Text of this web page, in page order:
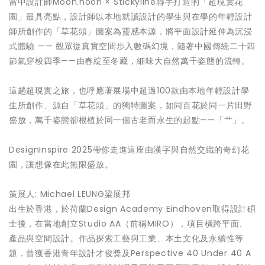
園」最具亮點，設計師以本地就讀設計的學生與在學的年輕設計
師所創作的「草花頭」圖案為靈感本源，將平面設計延伸為沉浸
式體驗 —— 觀眾從真實空間步入數碼幻境，隨著中國傳統二十四
節氣穿梭四季——由春綻至冬藏，細味大自然萬千姿態的流轉。
這趟超現實之旅，也呼應著展場中超過100款由本地年輕設計學
生所創作、源自「草花頭」的獨特圖案，如同百花於同一片田野
盛放，萬千姿態卻根植於同一個古老而永生的起點——「艹」。
DesignInspire 2025帶你走進這座由漢字與自然交織的奇幻花
園，讓想像在此無限盛放。
策展人: Michael LEUNG梁展邦
出生於香港，於荷蘭Design Academy Eindhoven取得設計碩
士後，在當地創立Studio AA（前稱MIRO），項目橫跨平面、
產品與空間設計。作品探索工藝與工業、本土文化及永續性等
題，曾獲香港青年設計才俊獎及Perspective 40 Under 40 A